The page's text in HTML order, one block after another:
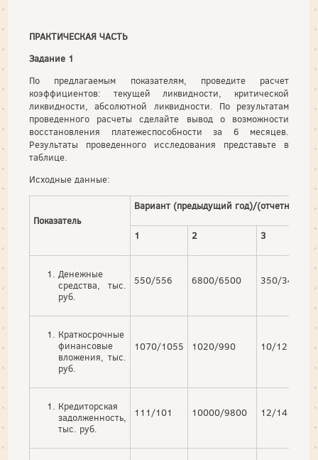
ПРАКТИЧЕСКАЯ ЧАСТЬ
Задание 1
По предлагаемым показателям, проведите расчет
коэффициентов: текущей ликвидности, критической
ликвидности, абсолютной ликвидности. По результатам
проведенного расчеты сделайте вывод о возможности
восстановления платежеспособности за 6 месяцев.
Результаты проведенного исследования представьте в
таблице.
Исходные данные:
Показатель
Вариант (предыдущий год)/(отчетный
1 2 3
Денежные
средства, тыс.
руб.
550/556 6800/6500 350/340
Краткосрочные
финансовые
вложения, тыс.
руб.
1070/1055 1020/990 10/12
Кредиторская
задолженность,
тыс. руб.
111/101 10000/9800 12/14